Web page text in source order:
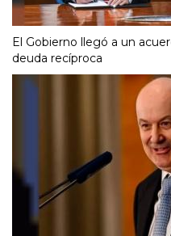
El Gobierno llegó a un
deuda recíproca